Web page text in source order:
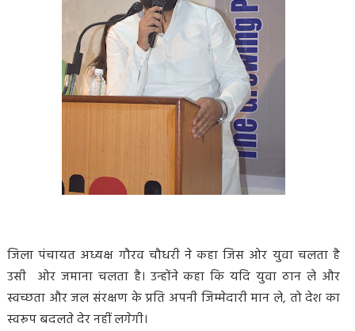
जिला पंचायत अध्यक्ष गौरव चौधरी ने कहा जिस ओर युवा चलता है
उसी ओर जमाना चलता है। उन्होंने कहा कि यदि युवा ठान ले और
स्वच्छता और जल संरक्षण के प्रति अपनी जिम्मेदारी मान ले, तो देश का
स्वरूप बदलते देर नहीं लगेगी।